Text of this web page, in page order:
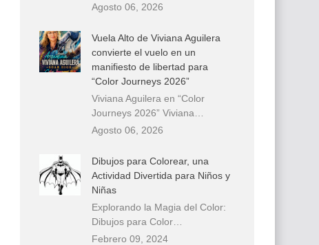
Agosto 06, 2026
Vuela Alto de Viviana Aguilera
convierte el vuelo en un
manifiesto de libertad para
“Color Journeys 2026”
Viviana Aguilera en “Color
Journeys 2026” Viviana…
Agosto 06, 2026
Dibujos para Colorear, una
Actividad Divertida para Niños y
Niñas
Explorando la Magia del Color:
Dibujos para Color…
Febrero 09, 2024